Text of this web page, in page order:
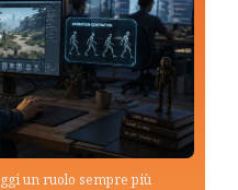
un ruolo sempre più